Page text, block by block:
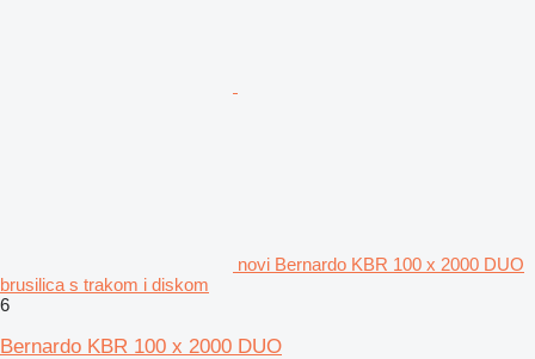
novi Bernardo KBR 100 x 2000 DUO
brusilica s trakom i diskom
6
Bernardo KBR 100 x 2000 DUO